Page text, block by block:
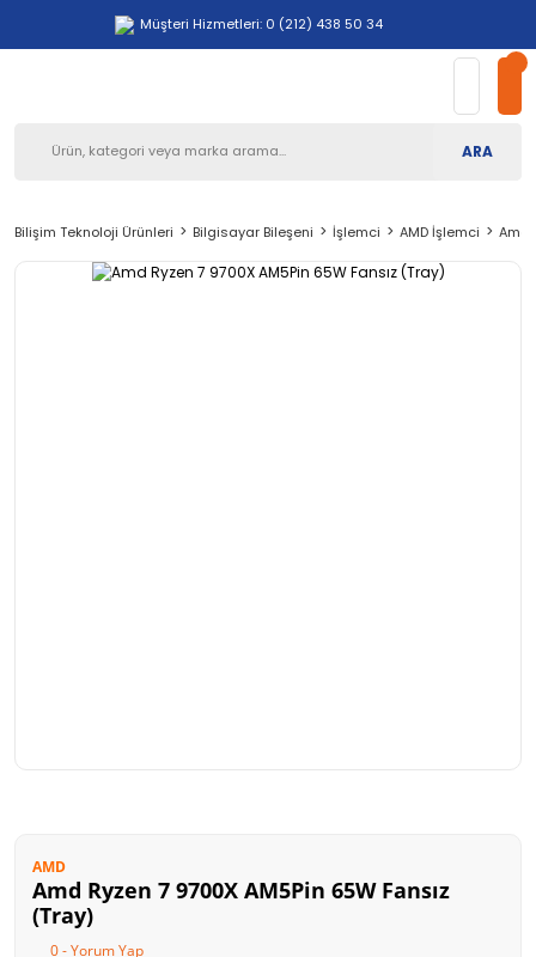
Müşteri Hizmetleri: 0 (212) 438 50 34
ARA
Bilişim Teknoloji Ürünleri Bilgisayar Bileşeni İşlemci AMD İşlemci Amd
AMD
Amd Ryzen 7 9700X AM5Pin 65W Fansız
(Tray)
0 - Yorum Yap